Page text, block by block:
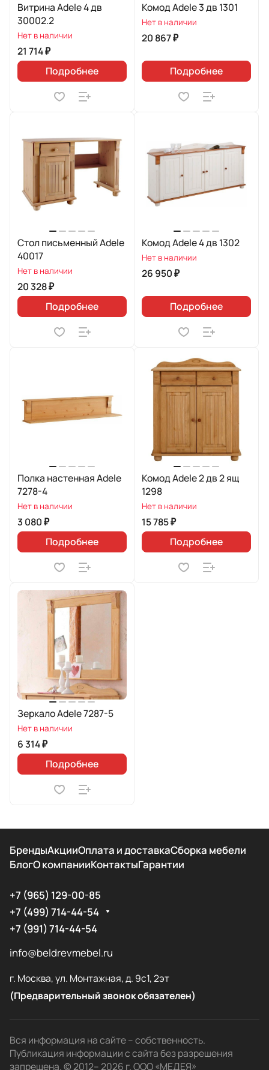
Витрина Adele 4 дв
30002.2
Нет в наличии
21 714 ₽
Подробнее
Комод Adele 3 дв 1301
Нет в наличии
20 867 ₽
Подробнее
Стол письменный Adele
40017
Нет в наличии
20 328 ₽
Подробнее
Комод Adele 4 дв 1302
Нет в наличии
26 950 ₽
Подробнее
Полка настенная Adele
7278-4
Нет в наличии
3 080 ₽
Подробнее
Комод Adele 2 дв 2 ящ
1298
Нет в наличии
15 785 ₽
Подробнее
Зеркало Adele 7287-5
Нет в наличии
6 314 ₽
Подробнее
БрендыАкцииОплата и доставкаСборка мебели
БлогО компанииКонтактыГарантии
+7 (965) 129-00-85
+7 (499) 714-44-54
+7 (991) 714-44-54
info@beldrevmebel.ru
г. Москва, ул. Монтажная, д. 9с1, 2эт
(Предварительный звонок обязателен)
Вся информация на сайте – собственность.
Публикация информации с сайта без разрешения
запрещена. © 2012– 2026 г. ООО «МЕДЕЯ»